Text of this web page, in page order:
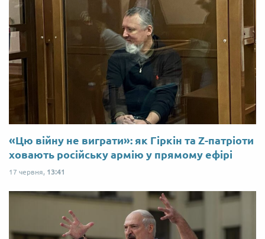
«Цю війну не виграти»: як Гіркін та Z-патріоти
ховають російську армію у прямому ефірі
17 червня, 13:41